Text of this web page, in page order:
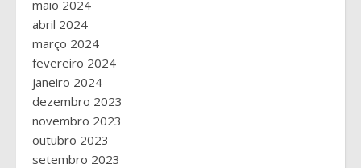
maio 2024
abril 2024
março 2024
fevereiro 2024
janeiro 2024
dezembro 2023
novembro 2023
outubro 2023
setembro 2023